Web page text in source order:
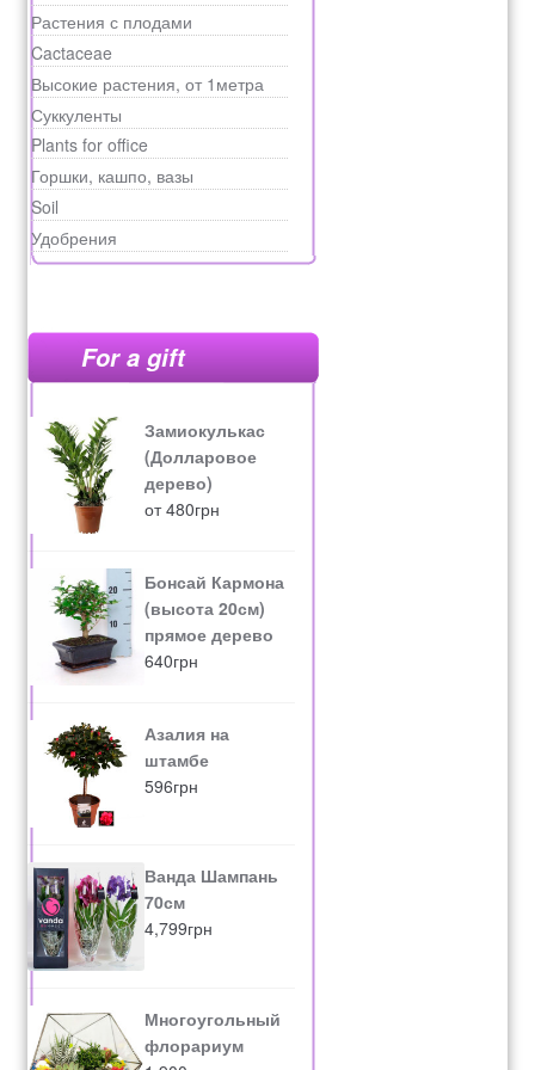
Оформление заказа
Рахунок 1060
Рахунок 1606
Рахунок 2415
рахунок 4180
рахунок 4500
Рахунок 5200
Рахунок 936
счет 1650
счет 300
счет 3235
счет 545
счет 575
Растения с плодами
Cactaceae
Высокие растения, от 1метра
Суккуленты
Plants for office
Горшки, кашпо, вазы
Soil
Удобрения
For a gift
Замиокулькас
(Долларовое
дерево)
от480грн
Бонсай Кармона
(высота 20см)
прямое дерево
640грн
Азалия на
штамбе
596грн
Ванда Шампань
70см
4,799грн
Многоугольный
флорариум